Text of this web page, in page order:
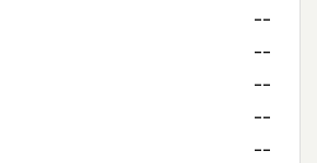
--
--
--
--
--